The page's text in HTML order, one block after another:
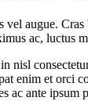
augue.
ac, luctus
enim et
ante